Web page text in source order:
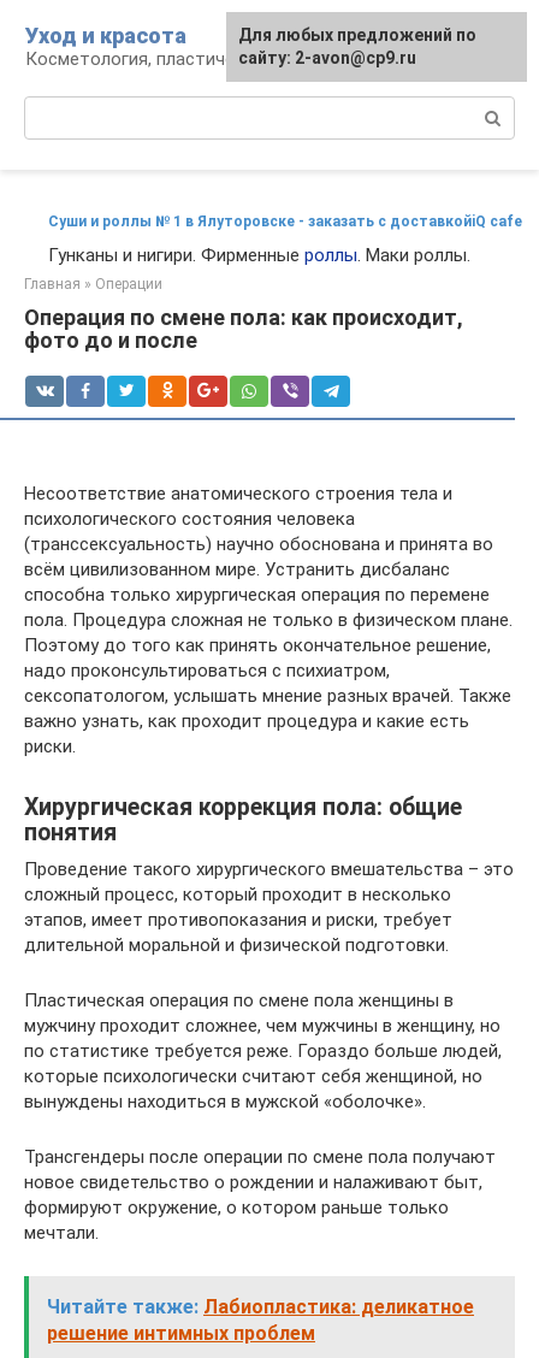
контенту
Уход и красота
Косметология, пластическая хирургия, уход
Суши и роллы № 1 в Ялуторовске - заказать с доставкойiQ cafe
Гунканы и нигири. Фирменные роллы. Маки роллы.
Главная » Операции
Операция по смене пола: как происходит,
фото до и после
Несоответствие анатомического строения тела и
психологического состояния человека
(транссексуальность) научно обоснована и принята во
всём цивилизованном мире. Устранить дисбаланс
способна только хирургическая операция по перемене
пола. Процедура сложная не только в физическом плане.
Поэтому до того как принять окончательное решение,
надо проконсультироваться с психиатром,
сексопатологом, услышать мнение разных врачей. Также
важно узнать, как проходит процедура и какие есть
риски.
Хирургическая коррекция пола: общие
понятия
Проведение такого хирургического вмешательства – это
сложный процесс, который проходит в несколько
этапов, имеет противопоказания и риски, требует
длительной моральной и физической подготовки.
Пластическая операция по смене пола женщины в
мужчину проходит сложнее, чем мужчины в женщину, но
по статистике требуется реже. Гораздо больше людей,
которые психологически считают себя женщиной, но
вынуждены находиться в мужской «оболочке».
Трансгендеры после операции по смене пола получают
новое свидетельство о рождении и налаживают быт,
формируют окружение, о котором раньше только
мечтали.
Читайте также: Лабиопластика: деликатное
решение интимных проблем
Для любых предложений по
сайту: 2-avon@cp9.ru